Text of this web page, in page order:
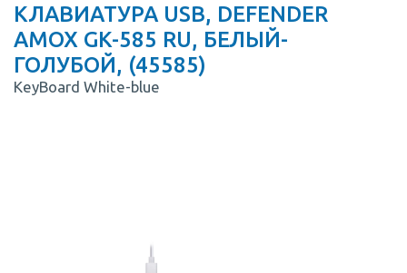
КЛАВИАТУРА USB, DEFENDER
AMOX GK-585 RU, БЕЛЫЙ-
ГОЛУБОЙ, (45585)
KeyBoard White-blue